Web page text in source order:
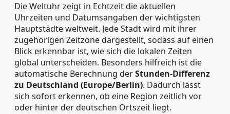
Die Weltuhr zeigt in Echtzeit die aktuellen
Uhrzeiten und Datumsangaben der wichtigsten
Hauptstädte weltweit. Jede Stadt wird mit ihrer
zugehörigen Zeitzone dargestellt, sodass auf einen
Blick erkennbar ist, wie sich die lokalen Zeiten
global unterscheiden. Besonders hilfreich ist die
automatische Berechnung derStunden‑Differenz
zu Deutschland (Europe/Berlin). Dadurch lässt
sich sofort erkennen, ob eine Region zeitlich vor
oder hinter der deutschen Ortszeit liegt.